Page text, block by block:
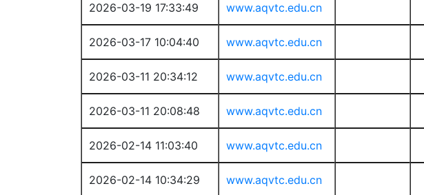
2026-03-19 17:33:49 www.aqvtc.edu.cn
2026-03-17 10:04:40 www.aqvtc.edu.cn
2026-03-11 20:34:12 www.aqvtc.edu.cn
2026-03-11 20:08:48 www.aqvtc.edu.cn
2026-02-14 11:03:40 www.aqvtc.edu.cn
2026-02-14 10:34:29 www.aqvtc.edu.cn